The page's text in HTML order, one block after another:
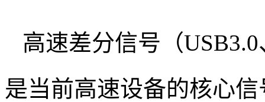
高速差分信号（
是当前高速设备的核心